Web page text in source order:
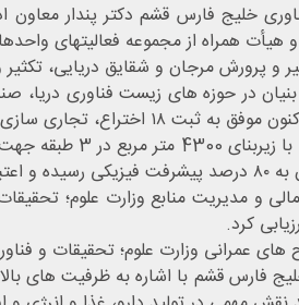
خلیج فارس قشم دکتر پندار معاون
هیأت همراه از مجموعه فعالیتهای
و پرورش مرجان و شقایق دریایی،
برای ۳۲۷ نفر در واحدهای فناور شده است.
ساختمان چند
است .
مالی و مدیریت منابع وزارت علوم؛
کرد.
های عمرانی وزارت علوم؛ تحقیقات و
فارس قشم با اشاره به ظرفیت های